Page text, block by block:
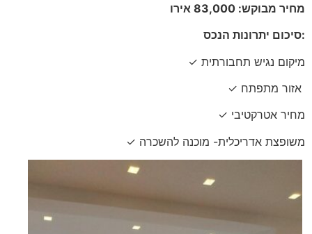
מחיר מבוקש: 83,000 אירו
סיכום יתרונות הנכס:
✓ מיקום נגיש תחבורתית
✓ מחיר אטרקטיבי
✓ משופצת אדריכלית- מוכנה להשכרה